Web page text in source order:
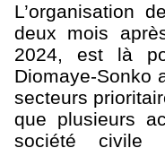
L’organisation
deux mois
2024, est là
Diomaye-Sonko
secteurs
que plusieurs
société civile